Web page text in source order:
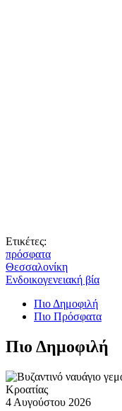
Ετικέτες:
πρόσφατα
Θεσσαλονίκη
Ενδοικογενειακή βία
Πιο Δημοφιλή
Πιο Πρόσφατα
Πιο Δημοφιλή
4 Αυγούστου 2026